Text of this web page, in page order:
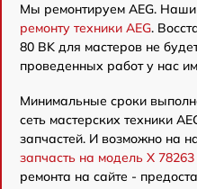
Мы ремонтируем AEG.
ремонту техники AEG.
80 BK для мастеров не
проведенных работ у нас
Минимальные сроки
сеть мастерских техники
запчастей. И возможно на
запчасть на модель X
ремонта на сайте -